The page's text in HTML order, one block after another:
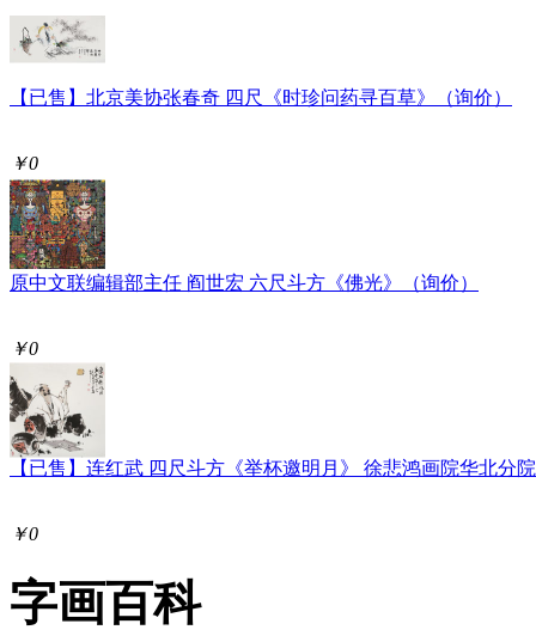
【已售】北京美协张春奇 四尺《时珍问药寻百草》（询价）
￥0
原中文联编辑部主任 阎世宏 六尺斗方《佛光》（询价）
￥0
【已售】连红武 四尺斗方《举杯邀明月》 徐悲鸿画院华北分
￥0
字画百科